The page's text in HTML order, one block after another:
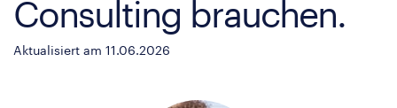
Consulting brauchen.
Aktualisiert am 11.06.2026